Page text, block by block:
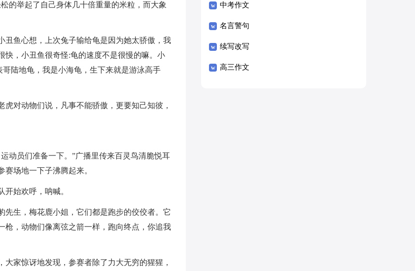
的举起了自己身体几十倍重量的米粒，而大象
鱼心想，上次兔子输给龟是因为她太骄傲，我
，小丑鱼很奇怪:龟的速度不是很慢的嘛。小
陆地龟，我是小海龟，生下来就是游泳高手
对动物们说，凡事不能骄傲，更要知己知彼，
动员们准备一下。”广播里传来百灵鸟清脆悦耳
场地一下子沸腾起来。
始欢呼，呐喊。
生，梅花鹿小姐，它们都是跑步的佼佼者。它
，动物们像离弦之箭一样，跑向终点，你追我
家惊讶地发现，参赛者除了力大无穷的猩猩，
中考作文
名言警句
续写改写
高三作文